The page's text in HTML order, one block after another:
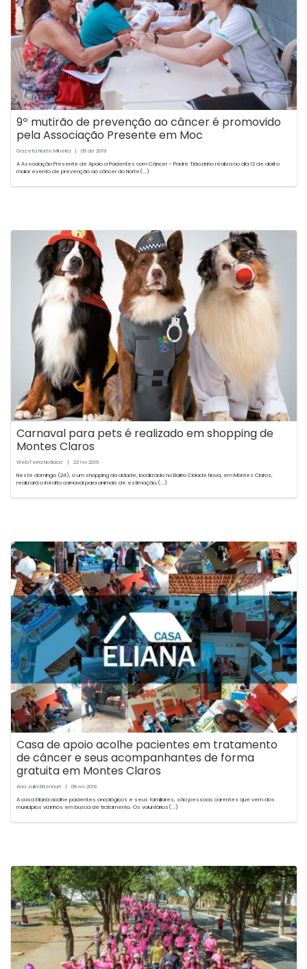
9º mutirão de prevenção ao câncer é promovido
pela Associação Presente em Moc
Gazeta Norte Mineira | 09 abr2019
A Associação Presente de Apoio a Pacientes com Câncer – Padre Tiãozinho realiza no dia 12 de abril o
maior evento de prevenção ao câncer do Norte(...)
Carnaval para pets é realizado em shopping de
Montes Claros
WebTerra Notícias | 22 fev2019
Neste domingo (24), o um shopping da cidade, localizado no Bairro Cidade Nova, em Montes Claros,
realizará o inédito carnaval para animais de estimação,(...)
Casa de apoio acolhe pacientes em tratamento
de câncer e seus acompanhantes de forma
gratuita em Montes Claros
Ana Julia Bitencurt | 08 nov2018
A casa Eliana acolhe pacientes oncológicos e seus familiares, são pessoas carentes que vem dos
municípios vizinhos em busca de tratamento. Os voluntários(...)